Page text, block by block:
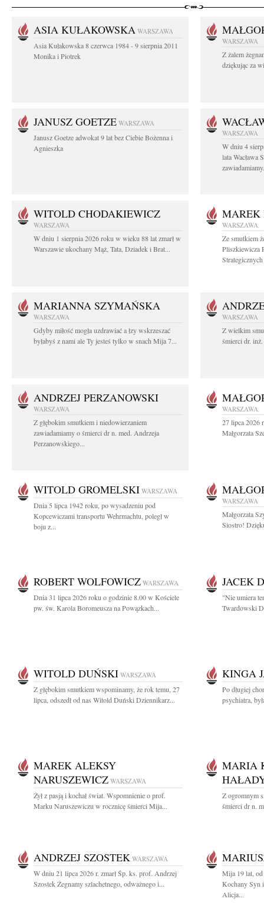
ASIA KUŁAKOWSKA WARSZAWA
Asia Kułakowska 8 czerwca 1984 - 9 sierpnia 2011
Monika i Piotrek
WARSZAWA
Z żalem
dziękując za
JANUSZ GOETZE WARSZAWA
Janusz Goetze adwokat 9 lat bez Ciebie Bożenna i
Agnieszka
WARSZAWA
W dniu 4
lata Wacława
WITOLD CHODAKIEWICZ
WARSZAWA
W dniu 1 sierpnia 2026 roku w wieku 88 lat zmarł w
Warszawie ukochany Mąż, Tata, Dziadek i Brat...
MAREK
WARSZAWA
Ze smutkiem
Pliszkiewicza
MARIANNA SZYMAŃSKA
WARSZAWA
Gdyby miłość mogła uzdrawiać a łzy wskrzeszać
byłabyś z nami ale Ty jesteś tylko w snach Mija 7...
WARSZAWA
Z wielkim
śmierci dr.
ANDRZEJ PERZANOWSKI
WARSZAWA
Z głębokim smutkiem i niedowierzaniem
zawiadamiamy o śmierci dr n. med. Andrzeja
Perzanowskiego...
WARSZAWA
27 lipca 2026
Małgorzata
WITOLD GROMELSKI WARSZAWA
Dnia 5 lipca 1942 roku, po wysadzeniu pod
Kopcewiczami transportu Wehrmachtu, poległ w
boju z...
WARSZAWA
Małgorzata
Siostro!
ROBERT WOLFOWICZ WARSZAWA
Dnia 31 lipca 2026 roku o godzinie 8.00 w Kościele
pw. św. Karola Boromeusza na Powązkach...
JACEK
"Nie umiera
Twardowski
WITOLD DUŃSKI WARSZAWA
Z głębokim smutkiem wspominamy, że rok temu, 27
lipca, odszedł od nas Witold Duński Dziennikarz...
KINGA
Po długiej
psychiatra,
MAREK ALEKSY
NARUSZEWICZ WARSZAWA
Żył z pasją i kochał świat. Wspomnienie o prof.
Marku Naruszewiczu w rocznicę śmierci Mija...
MARIA
Z ogromnym
śmierci dr n.
ANDRZEJ SZOSTEK WARSZAWA
W dniu 21 lipca 2026 r. zmarł Śp. ks. prof. Andrzej
Szostek Żegnamy szlachetnego, odważnego i...
Mija 19 lat,
Kochany Syn
Alicja...